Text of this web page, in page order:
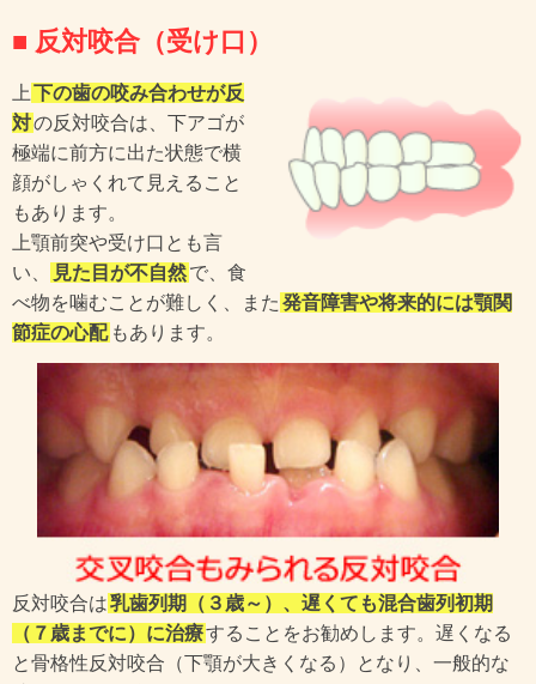
■ 反対咬合（受け口）
上下の歯の咬み合わせが反
対の反対咬合は、下アゴが
極端に前方に出た状態で横
顔がしゃくれて見えること
もあります。
上顎前突や受け口とも言
い、
見た目が不自然で、食
べ物を噛むことが難しく、また 発音障害や将来的には顎関
節症の心配 もあります。
反対咬合は乳歯列期（３歳～）、遅くても混合歯列初期
（７歳までに）に治療することをお勧めします。遅くなる
と骨格性反対咬合（下顎が大きくなる）となり、一般的な